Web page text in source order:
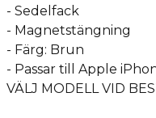
- Sedelfack
- Magnetstängning
- Färg: Brun
- Passar till Apple
VÄLJ MODELL VID